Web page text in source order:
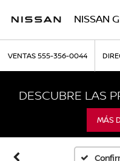
NISSAN
VENTAS555-356-0044
DESCUBRE LAS
MÁS